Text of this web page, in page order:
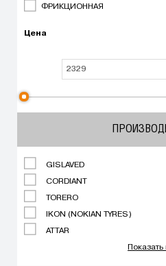
ФРИКЦИОННАЯ
Цена
GISLAVED
CORDIANT
TORERO
IKON (NOKIAN TYRES)
ATTAR
Показать